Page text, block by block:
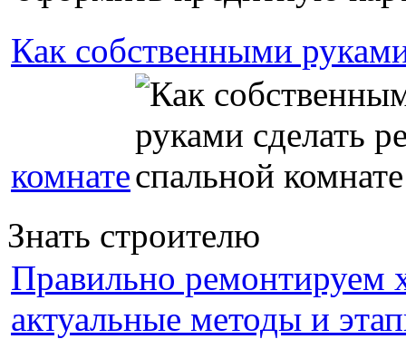
Как собственными
комнате
Знать строителю
Правильно ремонтируем
актуальные методы и